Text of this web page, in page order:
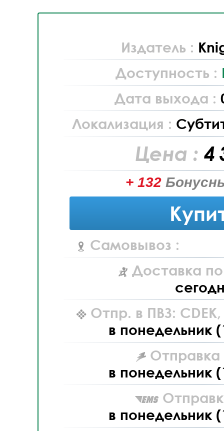
Издатель :
Доступность :
Дата выхода :
Локализация :
Цена : 4
+ 132
Самовывоз :
Доставка
Отпр. в ПВЗ: CDEK,
в понедельник
Отправка
в понедельник
в понедельник